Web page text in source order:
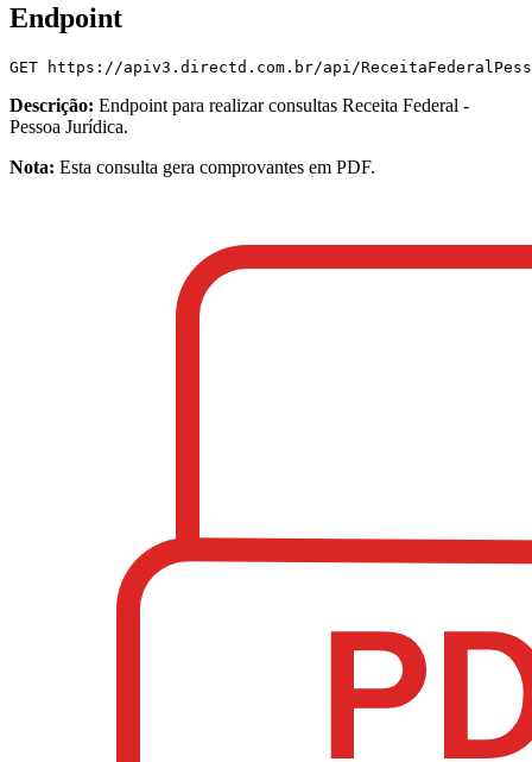
Endpoint
GET https://apiv3.directd.com.br/api/
Descrição: Endpoint para realizar consultas Receita Federal -
Pessoa Jurídica.
Nota: Esta consulta gera comprovantes em PDF.